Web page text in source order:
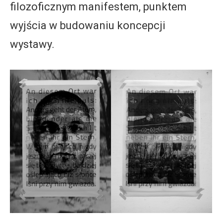
filozoficznym manifestem, punktem
wyjścia w budowaniu koncepcji
wystawy.